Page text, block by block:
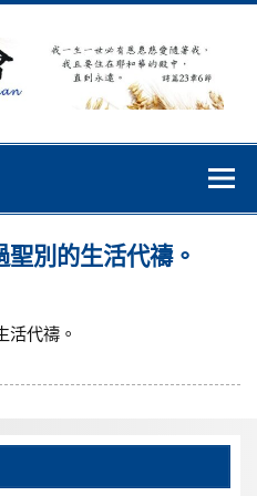
別的生活代禱。
活代禱。